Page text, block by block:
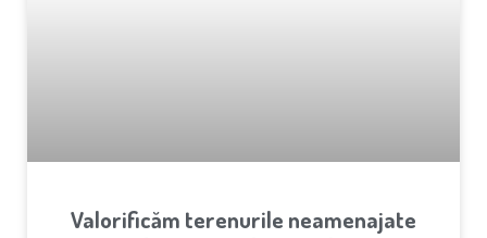
Valorificăm terenurile neamenajate